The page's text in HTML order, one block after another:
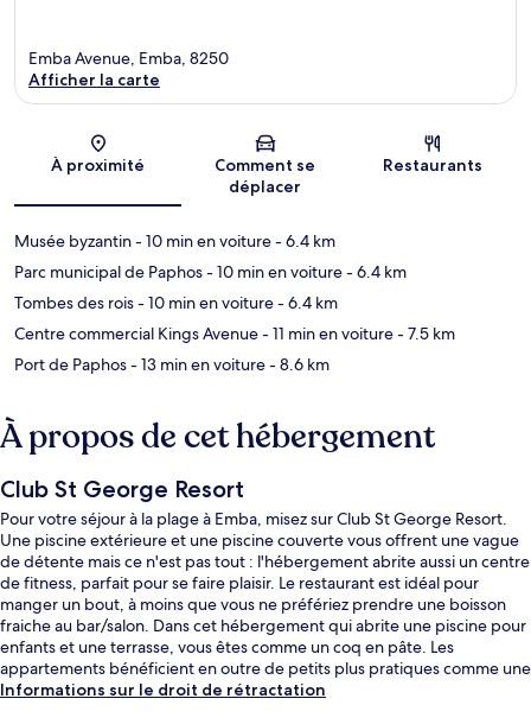
Carte
Emba Avenue, Emba, 8250
Afficher la carte
À proximité
Comment se
déplacer
Restaurants
Musée byzantin- 10 min en voiture- 6.4 km
Parc municipal de Paphos- 10 min en voiture- 6.4 km
Tombes des rois- 10 min en voiture- 6.4 km
Centre commercial Kings Avenue- 11 min en voiture- 7.5 km
Port de Paphos- 13 min en voiture- 8.6 km
À propos de cet hébergement
Club St George Resort
Pour votre séjour à la plage à Emba, misez sur Club St George Resort.
Une piscine extérieure et une piscine couverte vous offrent une vague
de détente mais ce n'est pas tout : l'hébergement abrite aussi un centre
de fitness, parfait pour se faire plaisir. Le restaurant est idéal pour
manger un bout, à moins que vous ne préfériez prendre une boisson
fraiche au bar/salon. Dans cet hébergement qui abrite une piscine pour
enfants et une terrasse, vous êtes comme un coq en pâte. Les
appartements bénéficient en outre de petits plus pratiques comme une
machine à laver et un réfrigérateur.
Informations sur le droit de rétractation